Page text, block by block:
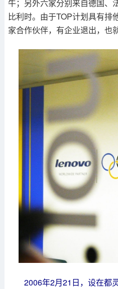
牛；另外六家分别来自德国、
比利时。由于TOP计划具有排
家合作伙伴，有企业退出，也
2006年2月21日，设在都